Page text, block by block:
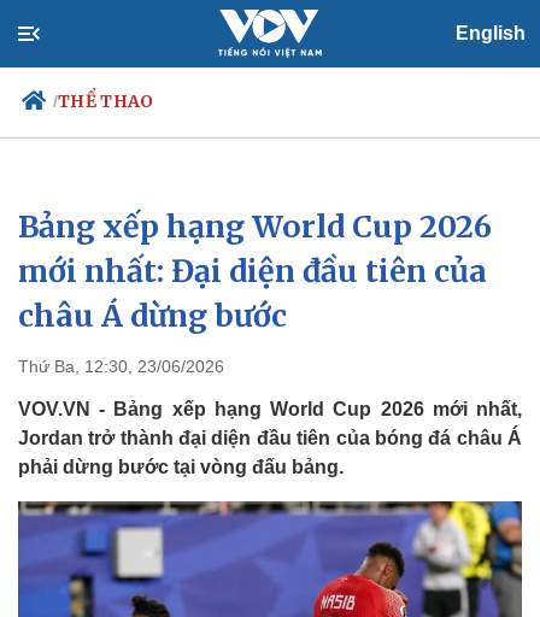
English
/THỂ THAO
Chính trị
Đảng
Tổ chức nhân sự
Quốc hội
Xã hội
Tin 24h
Dự báo thời tiết
Bảng xếp hạng World Cup 2026
mới nhất: Đại diện đầu tiên của
châu Á dừng bước
Thứ Ba, 12:30, 23/06/2026
VOV.VN - Bảng xếp hạng World Cup 2026 mới nhất,
Jordan trở thành đại diện đầu tiên của bóng đá châu Á
phải dừng bước tại vòng đấu bảng.